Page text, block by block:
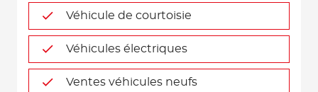
Véhicule de courtoisie
Véhicules électriques
Ventes véhicules neufs